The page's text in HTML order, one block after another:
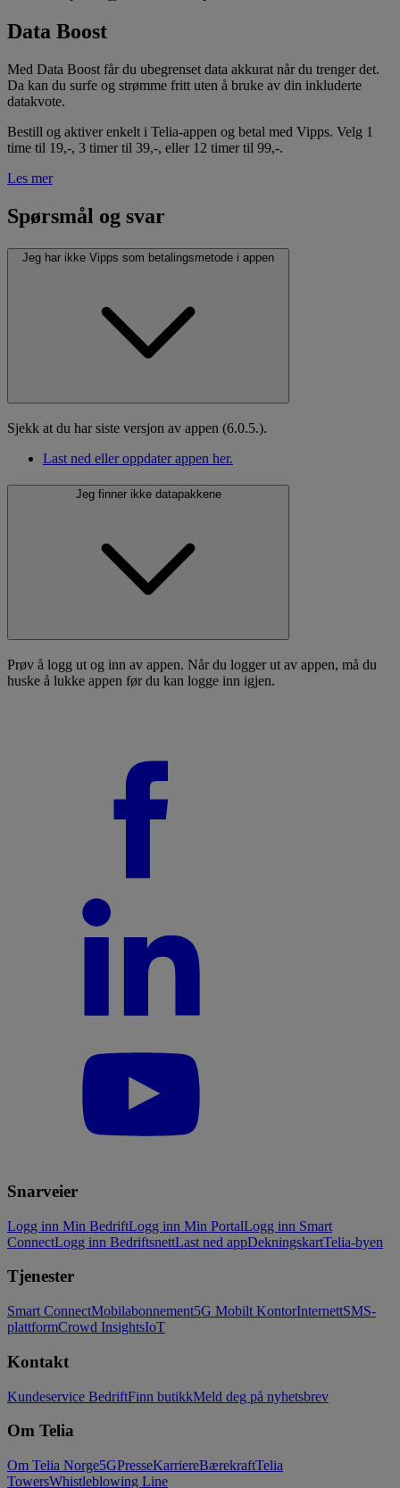
Data Boost
Med Data Boost får du ubegrenset data akkurat når du trenger det.
Da kan du surfe og strømme fritt uten å bruke av din inkluderte
datakvote.
Bestill og aktiver enkelt i Telia-appen og betal med Vipps. Velg 1
time til 19,-, 3 timer til 39,-, eller 12 timer til 99,-.
Les mer
Spørsmål og svar
Jeg har ikke Vipps som betalingsmetode i appen
Sjekk at du har siste versjon av appen (6.0.5.).
Last ned eller oppdater appen her.
Jeg finner ikke datapakkene
Prøv å logg ut og inn av appen. Når du logger ut av appen, må du
huske å lukke appen før du kan logge inn igjen.
Snarveier
Logg inn Min BedriftLogg inn Min PortalLogg inn Smart
ConnectLogg inn BedriftsnettLast ned appDekningskartTelia-byen
Tjenester
Smart ConnectMobilabonnement5G Mobilt KontorInternettSMS-
plattformCrowd InsightsIoT
Kontakt
Kundeservice BedriftFinn butikkMeld deg på nyhetsbrev
Om Telia
Om Telia Norge5GPresseKarriereBærekraftTelia
TowersWhistleblowing Line